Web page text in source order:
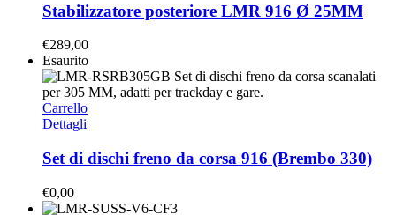
Stabilizzatore posteriore LMR 916 Ø 25MM
€289,00
Esaurito
Carrello
Dettagli
Set di dischi freno da corsa 916 (Brembo 330)
€0,00